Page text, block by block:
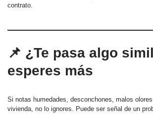
contrato.
📌 ¿Te pasa algo
esperes más
Si notas humedades, desconchones, malos
vivienda, no lo ignores. Puede ser señal de un